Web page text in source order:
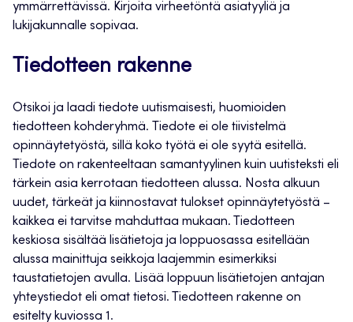
ymmärrettävissä. Kirjoita virheetöntä asiatyyliä ja
lukijakunnalle sopivaa.
Tiedotteen rakenne
Otsikoi ja laadi tiedote uutismaisesti, huomioiden
tiedotteen kohderyhmä. Tiedote ei ole tiivistelmä
opinnäytetyöstä, sillä koko työtä ei ole syytä esitellä.
Tiedote on rakenteeltaan samantyylinen kuin uutisteksti eli
tärkein asia kerrotaan tiedotteen alussa. Nosta alkuun
uudet, tärkeät ja kiinnostavat tulokset opinnäytetyöstä –
kaikkea ei tarvitse mahduttaa mukaan. Tiedotteen
keskiosa sisältää lisätietoja ja loppuosassa esitellään
alussa mainittuja seikkoja laajemmin esimerkiksi
taustatietojen avulla. Lisää loppuun lisätietojen antajan
yhteystiedot eli omat tietosi. Tiedotteen rakenne on
esitelty kuviossa 1.